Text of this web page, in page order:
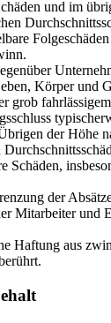
und im
Körper und
grob
der Höhe
Schäden,
der
Mitarbeiter und
Haftung aus